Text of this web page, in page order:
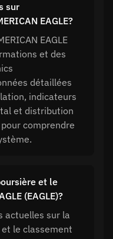
sur
EAGLE?
EAGLE
et des
détaillées
indicateurs
et distribution
comprendre
et le
(EAGLE)?
actuelles sur la
le classement